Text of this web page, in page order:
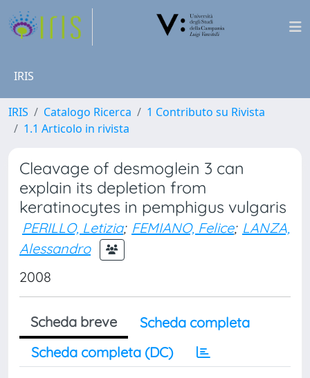
IRIS
IRIS Catalogo Ricerca
1 Contributo su Rivista
1.1 Articolo in rivista
Cleavage of desmoglein 3 can
explain its depletion from
keratinocytes in pemphigus vulgaris
PERILLO, Letizia; FEMIANO, Felice; LANZA,
Alessandro
2008
Scheda breve
Scheda completa
Scheda completa (DC)